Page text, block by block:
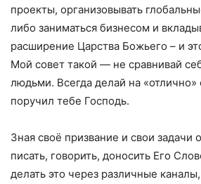
проекты, организовывать
либо заниматься бизнесом и
расширение Царства Божьего – и
Мой совет такой — не сравнивай
людьми. Всегда делай на «отлично»
поручил тебе Господь.
Зная своё призвание и свои задачи
писать, говорить, доносить Его
делать это через различные